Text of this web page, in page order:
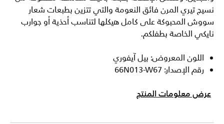
نسيج تيري المرن فائق النعومة والتي تتزين بطبعات شعار
سووش المحبوكة على كامل هيكلها لتناسب أحذية أو جوارب
نايكي الخاصة بطفلكم.
اللون المعروض: بيل آيفوري
رقم الإصدار: 66N013-W67
عرض معلومات المنتج